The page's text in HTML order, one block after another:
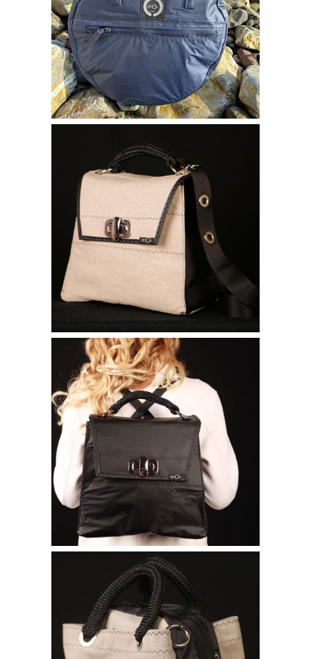
BORSA TONDA
250,00€–310,00€
Borse bisou
BORSA VICKY
240,00€
Borse bisou
ZAINO VICKY
240,00 €
Borse bisou
BAULETTO ITALIA SPECIAL